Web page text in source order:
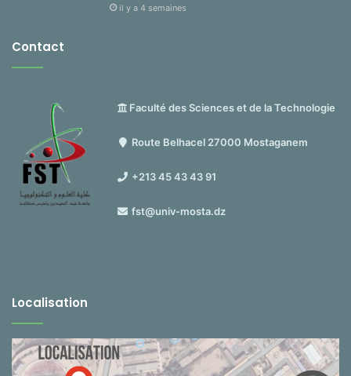
il y a 4 semaines
Contact
Faculté des Sciences et de la Technologie
Route Belhacel 27000 Mostaganem
+213 45 43 43 91
fst@univ-mosta.dz
Localisation